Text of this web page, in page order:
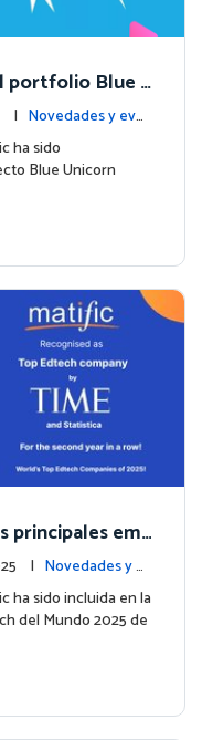
portfolio Blue
una nueva et
| Novedades y eve
ha sido
Blue Unicorn
principales em
TIME en 2025
| Novedades y e
ha sido incluida en la
del Mundo 2025 de